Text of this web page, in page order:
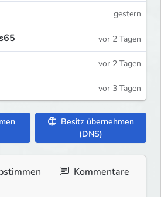
gestern
vor 2 Tagen
vor 2 Tagen
vor 3 Tagen
Besitz übernehmen
(DNS)
Kommentare